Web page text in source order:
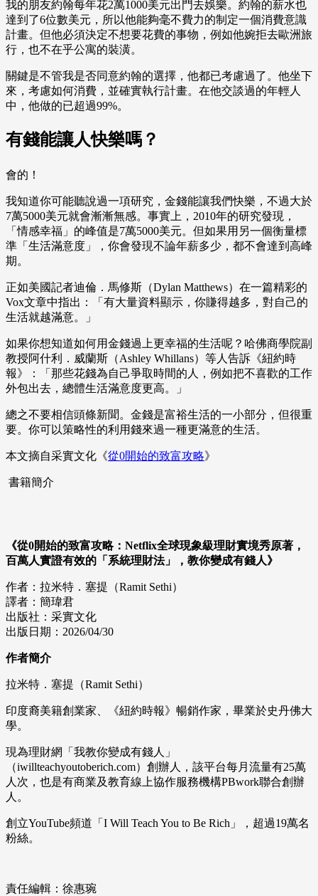
我的朋友約翰每年花2萬1000美元出門去娛樂。約翰的薪水也
達到了6位數美元，所以他能夠毫不費力的制定一個消費意識
計畫。但他必須決定不想要花費的事物，例如他婉拒去歐洲旅
行，也不在乎公寓的裝潢。
關鍵是不管我是否同意約翰的選擇，他都已考慮過了。他坐下
來，考慮如何消費，並確實執行計畫。在他交談過的年輕人
中，他做的已超過99%。
有錢能讓人快樂嗎？
會的！
我知道你可能聽說過一項研究，金錢能讓我們快樂，不過大於
7萬5000美元就會漸漸無感。事實上，2010年的研究發現，
「情感幸福」的峰值是7萬5000美元。但如果用另一個衡量標
準「生活滿意度」，你會發現不論年薪多少，都不會達到高峰
期。
正如美國記者迪倫．馬修斯（Dylan Matthews）在一篇精彩的
Vox文章中指出：「有大量資料顯示，你賺得越多，對自己的
生活就越滿意。」
如果你想知道如何用金錢過上更幸福的生活呢？哈佛商學院副
教授阿什利．威蘭斯（Ashley Whillans）等人告訴《紐約時
報》：「那些花錢為自己爭取時間的人，例如把不喜歡的工作
外包出去，總體生活滿意度更高。」
總之不要相信頭條新聞。金錢是富裕生活的一小部分，但很重
要。你可以策略性的利用錢來過一種更滿意的生活。
本文摘自采實文化《從0開始的致富攻略》
書籍簡介
《從0開始的致富攻略：Netflix全球現象級理財實境秀原著，
百萬人實證有效的「系統理財法」，教你變成有錢人》
作者：拉米特．塞提（Ramit Sethi）
譯者：簡瑋君
出版社：采實文化
出版日期：2026/04/30
作者簡介
拉米特．塞提（Ramit Sethi）
印度裔美籍創業家、《紐約時報》暢銷作家，畢業於史丹佛大
學。
現為理財網「我教你變成有錢人」
（iwillteachyoutoberich.com）創辦人，該平台每月流量有25萬
人次，也是有商業及教育線上協作服務機構PBwork聯合創辦
人。
創立YouTube頻道「I Will Teach You to Be Rich」，超過19萬名
粉絲。
責任編輯：徐惠琬